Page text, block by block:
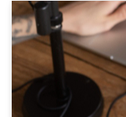
¿Qué es la
simultánea en
cuándo merece la
utilizarla?